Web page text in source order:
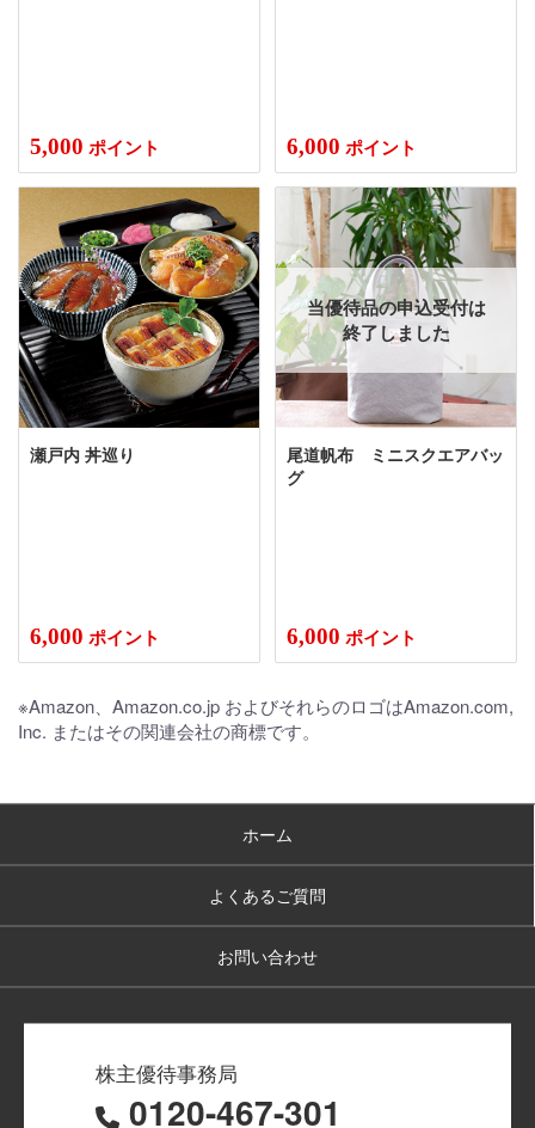
5,000 ポイント 6,000 ポイント
瀬戸内 丼巡り
6,000 ポイント
尾道帆布 ミニスクエアバッ
グ
6,000 ポイント
当優待品の申込受付は
終了しました
※Amazon、Amazon.co.jp およびそれらのロゴはAmazon.com,
Inc. またはその関連会社の商標です。
ホーム
よくあるご質問
お問い合わせ
株主優待事務局
0120-467-301